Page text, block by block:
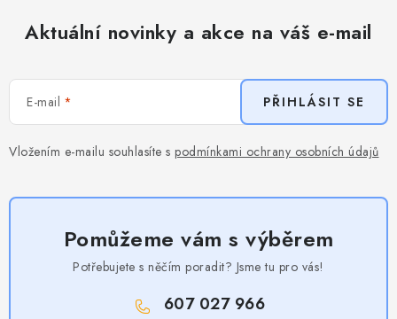
Aktuální novinky a akce na váš e-mail
E-mail
Vložením e-mailu souhlasíte s podmínkami ochrany osobních údajů
PŘIHLÁSIT SE
Pomůžeme vám s výběrem
Potřebujete s něčím poradit? Jsme tu pro vás!
607 027 966